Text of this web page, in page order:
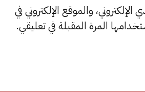
والموقع الإلكتروني في
المرة المقبلة في تعليقي.